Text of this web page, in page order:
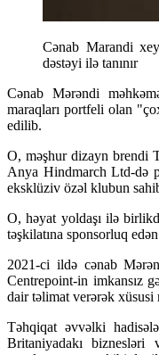
Cənab Marandi
dəstəyi ilə tanınır
Cənab Mərəndi
maraqları portfeli olan
edilib.
O, məşhur dizayn brendi
Anya Hindmarch Ltd-də
eksklüziv özəl klubun
O, həyat yoldaşı ilə
təşkilatına sponsorluq
2021-ci ildə cənab
Centrepoint-in imkansız
dair təlimat verərək xüsusi
Təhqiqat əvvəlki
Britaniyadakı